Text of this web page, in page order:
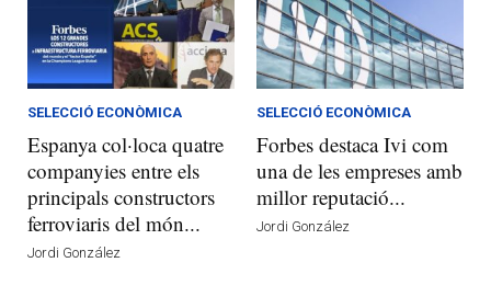
SELECCIÓ ECONÒMICA
Espanya col·loca quatre
companyies entre els
principals constructors
ferroviaris del món...
Jordi González
SELECCIÓ ECONÒMICA
Forbes destaca Ivi com
una de les empreses amb
millor reputació...
Jordi González